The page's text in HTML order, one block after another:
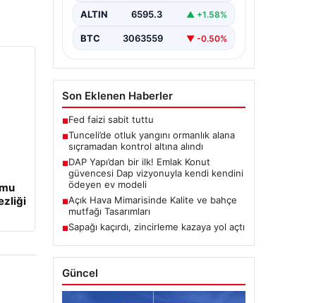
belirlenemeyen bir nedenle…
ALTIN 6595.3 ▲ +1.58%
BTC 3063559 ▼ -0.50%
Son Eklenen Haberler
■Fed faizi sabit tuttu
■Tunceli’de otluk yangını ormanlık alana
sıçramadan kontrol altına alındı
■DAP Yapı’dan bir ilk! Emlak Konut
güvencesi Dap vizyonuyla kendi kendini
ödeyen ev modeli
■Açık Hava Mimarisinde Kalite ve bahçe
mutfağı Tasarımları
■Sapağı kaçırdı, zincirleme kazaya yol açtı
Güncel